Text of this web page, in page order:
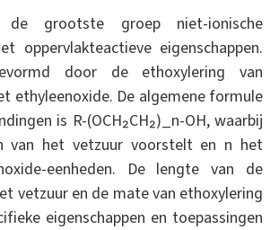
de grootste groep niet-ionische
oppervlakteactieve eigenschappen.
door de ethoxylering van
ethyleenoxide. De algemene formule
is R-(OCH₂CH₂)_n-OH, waarbij
van het vetzuur voorstelt en n het
eenheden. De lengte van de
vetzuur en de mate van ethoxylering
eigenschappen en toepassingen